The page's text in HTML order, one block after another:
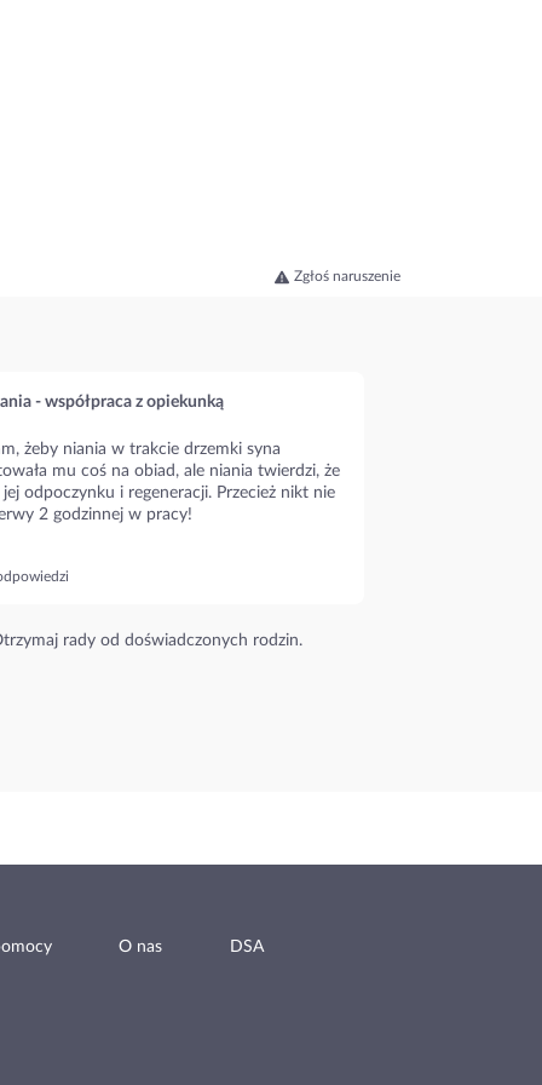
Zgłoś naruszenie
- współpraca z opiekunką
żeby niania w trakcie drzemki syna
mu coś na obiad, ale niania twierdzi, że
odpoczynku i regeneracji. Przecież nikt nie
2 godzinnej w pracy!
rady od doświadczonych rodzin.
O nas DSA